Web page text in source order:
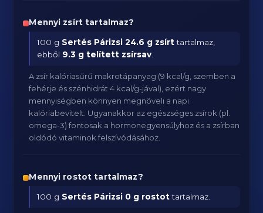
Mennyi zsírt tartalmaz?
100 g Sertés Párizsi 24.6 g zsírttartalmaz,
ebből 9.3 g telített zsírsav
A zsír kalóriasűrű makrotápanyag (9 kcal/g, szemben a
fehérje és szénhidrát 4 kcal/g-jával), ezért nagy
mennyiségben könnyen megnöveli a napi
kalóriabevitelt. Ugyanakkor az egészséges zsírok (pl.
omega-3) fontosak a hormonegyensúlyhoz és a zsírban
oldódó vitaminok felszívódásához.
Mennyi rostot tartalmaz?
100 g Sertés Párizsi 0 g rostottartalmaz.